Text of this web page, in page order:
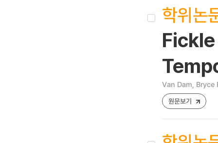
학위논
Van Dam, Bryce
원문보기